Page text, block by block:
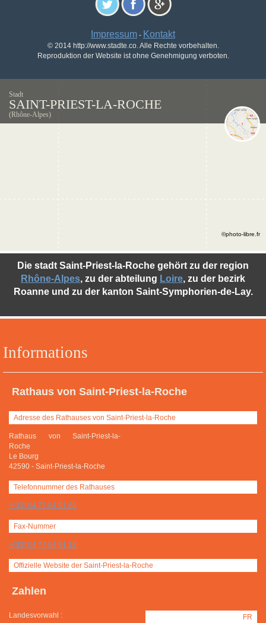
Impressum - Kontakt
© 2014 http://www.stadte.co. Alle Rechte vorbehalten.
Reproduktion der Website ist ohne Genehmigung verboten.
Stadt
SAINT-PRIEST-LA-ROCHE
(Rhône-Alpes)
Informations
Rathaus von Saint-Priest-la-Roche
Adresse des Rathauses von Saint-Priest-la-Roche
Rathaus von Saint-Priest-la-
Roche
Le Bourg
42590 - Saint-Priest-la-Roche
Telefonnummer des Rathauses
+(33) 04 77 64 91 68
Fax-Nummer
+(33) 04 77 64 91 18
Offizielle Website der Saint-Priest-la-Roche
Zahlen
Landesvorwahl : FR
Die stadt Saint-Priest-la-Roche gehört zu der region
Rhône-Alpes, zu der abteilung Loire, zu der bezirk
Roanne und zu der kanton Saint-Symphorien-de-Lay.
©photo-libre.fr